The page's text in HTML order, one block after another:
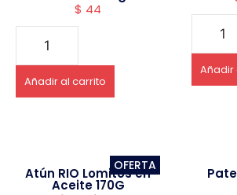
$ 44
Añadir al carrito
Añadir
OFERTA
Atún RIO Lomitos en
Aceite 170G